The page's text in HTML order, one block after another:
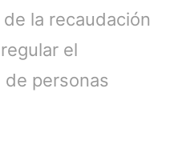
la recaudación
el
personas